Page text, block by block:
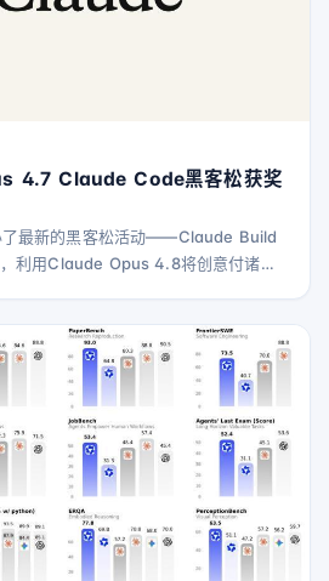
4.7 Claude Code黑客松获奖
了最新的黑客松活动——Claude Build
利用Claude Opus 4.8将创意付诸实
教育、互动游戏、家居维修和工厂维
奖者和参与者！希望他们的创意能激